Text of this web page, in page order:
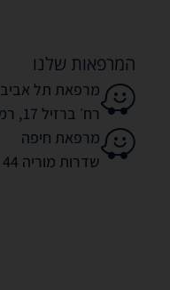
המרפאות שלנו
מרפאת תל אביב
רח׳ ברזיל 17, רמת אביב
מרפאת חיפה
שדרות מוריה 44